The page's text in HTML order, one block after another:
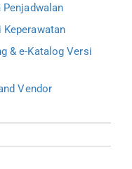
Penjadwalan
& e-Katalog Versi
Vendor